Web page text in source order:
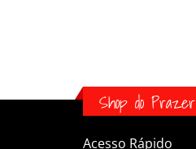
Shop do Prazer
Acesso Rápido